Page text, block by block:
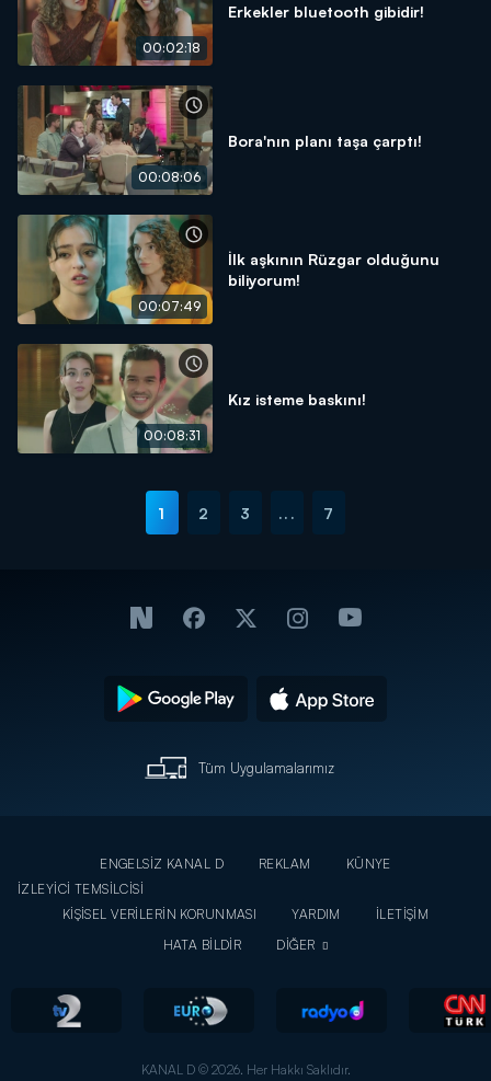
00:02:18
Erkekler bluetooth gibidir!
00:08:06
Bora'nın planı taşa çarptı!
00:07:49
İlk aşkının Rüzgar olduğunu
biliyorum!
00:08:31
Kız isteme baskını!
1 2 3 ... 7
Tüm Uygulamalarımız
ENGELSİZ KANAL D REKLAM
KÜNYE
İZLEYİCİ TEMSİLCİSİ
KİŞİSEL VERİLERİN KORUNMASI
YARDIM
İLETİŞİM
HATA BİLDİR
DİĞER
KANAL D © 2026. Her Hakkı Saklıdır.